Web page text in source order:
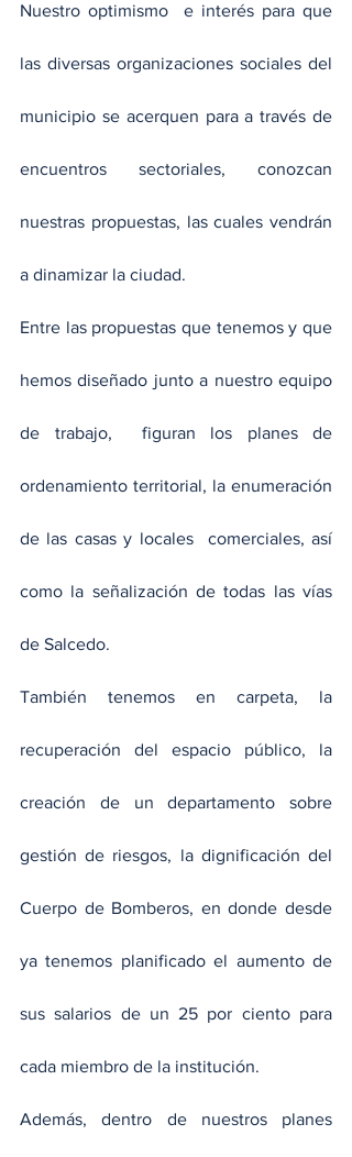
Nuestro optimismo  e interés para que
las diversas organizaciones sociales del
municipio se acerquen para a través de
encuentros sectoriales, conozcan
nuestras propuestas, las cuales vendrán
a dinamizar la ciudad.
Entre las propuestas que tenemos y que
hemos diseñado junto a nuestro equipo
de trabajo,  figuran los planes de
ordenamiento territorial, la enumeración
de las casas y locales  comerciales, así
como la señalización de todas las vías
de Salcedo.
También tenemos en carpeta, la
recuperación del espacio público, la
creación de un departamento sobre
gestión de riesgos, la dignificación del
Cuerpo de Bomberos, en donde desde
ya tenemos planificado el aumento de
sus salarios de un 25 por ciento para
cada miembro de la institución.
Además, dentro de nuestros planes